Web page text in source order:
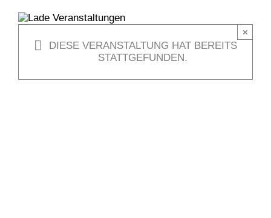
DIESE VERANSTALTUNG HAT BEREITS
STATTGEFUNDEN.
×